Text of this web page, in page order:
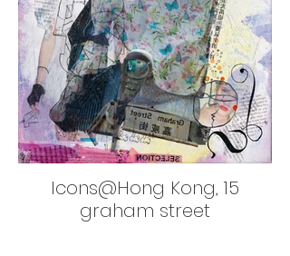
Icons@Hong Kong, 15
graham street